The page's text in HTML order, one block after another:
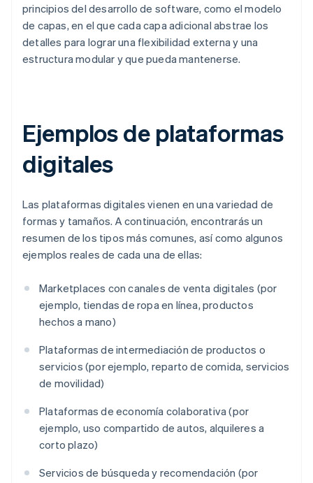
principios del desarrollo de software, como el modelo
de capas, en el que cada capa adicional abstrae los
detalles para lograr una flexibilidad externa y una
estructura modular y que pueda mantenerse.
Ejemplos de plataformas
digitales
Las plataformas digitales vienen en una variedad de
formas y tamaños. A continuación, encontrarás un
resumen de los tipos más comunes, así como algunos
ejemplos reales de cada una de ellas:
Marketplaces con canales de venta digitales (por
ejemplo, tiendas de ropa en línea, productos
hechos a mano)
Plataformas de intermediación de productos o
servicios (por ejemplo, reparto de comida, servicios
de movilidad)
Plataformas de economía colaborativa (por
ejemplo, uso compartido de autos, alquileres a
corto plazo)
Servicios de búsqueda y recomendación (por